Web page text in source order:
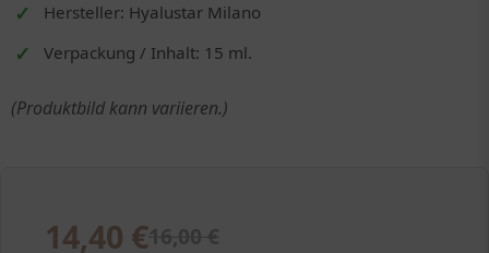
Hersteller: Hyalustar Milano
Verpackung / Inhalt: 15 ml.
(Produktbild kann variieren.)
14,40 €